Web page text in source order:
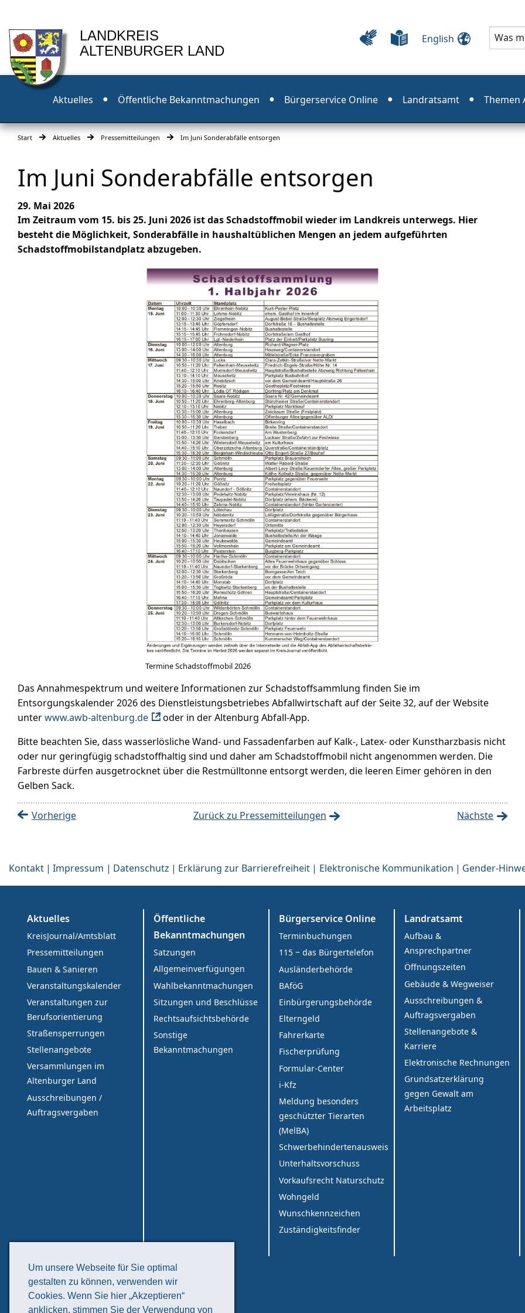
Um unsere Webseite für Sie optimal
gestalten zu können, verwenden wir
Cookies. Wenn Sie hier „Akzeptieren“
anklicken, stimmen Sie der Verwendung von
LANDKREIS
ALTENBURGER LAND
English
Aktuelles Öffentliche Bekanntmachungen Bürgerservice Online Landratsamt Themen
Start Aktuelles Pressemitteilungen Im Juni Sonderabfälle entsorgen
Im Juni Sonderabfälle entsorgen
29. Mai 2026
Im Zeitraum vom 15. bis 25. Juni 2026 ist das Schadstoffmobil wieder im Landkreis unterwegs. Hier
besteht die Möglichkeit, Sonderabfälle in haushaltüblichen Mengen an jedem aufgeführten
Schadstoffmobilstandplatz abzugeben.
Termine Schadstoffmobil 2026
Das Annahmespektrum und weitere Informationen zur Schadstoffsammlung finden Sie im
Entsorgungskalender 2026 des Dienstleistungsbetriebes Abfallwirtschaft auf der Seite 32, auf der Website
unterwww.awb-altenburg.de
oder in der Altenburg Abfall-App.
Bitte beachten Sie, dass wasserlösliche Wand- und Fassadenfarben auf Kalk-, Latex- oder Kunstharzbasis nicht
oder nur geringfügig schadstoffhaltig sind und daher am Schadstoffmobil nicht angenommen werden. Die
Farbreste dürfen ausgetrocknet über die Restmülltonne entsorgt werden, die leeren Eimer gehören in den
Gelben Sack.
Vorherige Zurück zu Pressemitteilungen Nächste
Kontakt Impressum Datenschutz Erklärung zur Barrierefreiheit Elektronische Kommunikation Gender-
Aktuelles
KreisJournal/Amtsblatt
Pressemitteilungen
Bauen & Sanieren
Veranstaltungskalender
Veranstaltungen zur
Berufsorientierung
Straßensperrungen
Stellenangebote
Versammlungen im
Altenburger Land
Ausschreibungen /
Auftragsvergaben
Öffentliche
Bekanntmachungen
Satzungen
Allgemeinverfügungen
Wahlbekanntmachungen
Sitzungen und Beschlüsse
Rechtsaufsichtsbehörde
Sonstige
Bekanntmachungen
Bürgerservice Online
Terminbuchungen
115 ‒ das Bürgertelefon
Ausländerbehörde
BAföG
Einbürgerungsbehörde
Elterngeld
Fahrerkarte
Fischerprüfung
Formular-Center
i-Kfz
Meldung besonders
geschützter Tierarten
(MelBA)
Schwerbehindertenausweis
Unterhaltsvorschuss
Vorkaufsrecht Naturschutz
Wohngeld
Wunschkennzeichen
Zuständigkeitsfinder
Landratsamt
Aufbau &
Ansprechpartner
Öffnungszeiten
Gebäude & Wegweiser
Ausschreibungen &
Auftragsvergaben
Stellenangebote &
Karriere
Elektronische Rechnungen
Grundsatzerklärung
gegen Gewalt am
Arbeitsplatz
Freizeit & Tourismus
Veranstaltungskalender
Kunst & Kultur